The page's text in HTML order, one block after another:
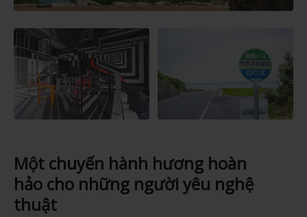
Một chuyến hành hương hoàn
hảo cho những người yêu nghệ
thuật